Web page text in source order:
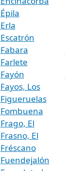
Épila
Erla
Escatrón
Fabara
Farlete
Fayón
Fayos, Los
Figueruelas
Fombuena
Frago, El
Frasno, El
Fréscano
Fuendejalón